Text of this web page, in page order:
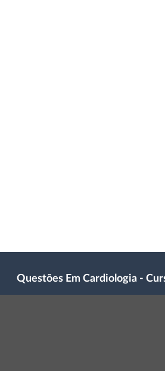
Questões Em Cardiologia -